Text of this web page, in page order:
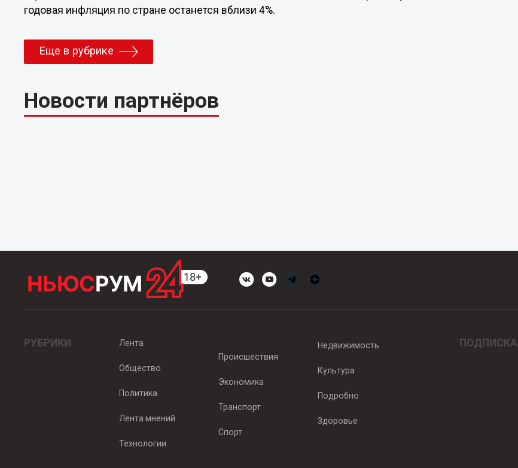
годовая инфляция по стране останется вблизи 4%.
Еще в рубрике
Новости партнёров
РУБРИКИ Лента
Общество
Политика
Лента мнений
Технологии
Происшествия
Экономика
Транспорт
Спорт
Недвижимость
Культура
Подробно
Здоровье
ПОДПИСКА